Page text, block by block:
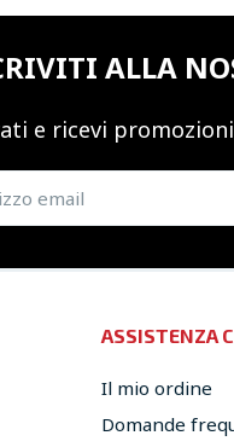
ALLA
e ricevi promozioni
ASSISTENZA
Il mio ordine
Domande